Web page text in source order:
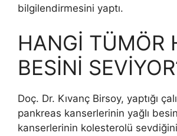
bilgilendirmesini yaptı.
HANGİ TÜMÖR
BESİNİ
Doç. Dr. Kıvanç Birsoy, yaptığı
pankreas kanserlerinin yağlı
kanserlerinin kolesterolü